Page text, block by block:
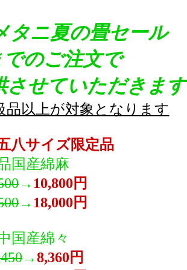
ニ夏の畳セール
でのご注文で
させていただきます
品以上が対象となります
八サイズ限定品
国産綿麻
→ 10,800円
→ 18,000円
国産綿々
→8,360円